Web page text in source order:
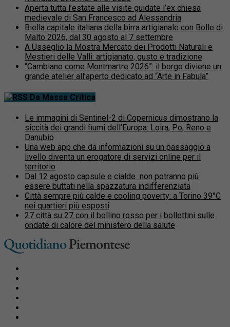
Aperta tutta l’estate alle visite guidate l’ex chiesa
medievale di San Francesco ad Alessandria
Biella capitale italiana della birra artigianale con Bolle di
Malto 2026, dal 30 agosto al 7 settembre
A Usseglio la Mostra Mercato dei Prodotti Naturali e
Mestieri delle Valli: artigianato, gusto e tradizione
“Cambiano come Montmartre 2026”: il borgo diviene un
grande atelier all’aperto dedicato ad “Arte in Fabula”
Da Massa Critica
Le immagini di Sentinel-2 di Copernicus dimostrano la
siccità dei grandi fiumi dell’Europa: Loira, Po, Reno e
Danubio
Una web app che da informazioni su un passaggio a
livello diventa un erogatore di servizi online per il
territorio
Dal 12 agosto capsule e cialde non potranno più
essere buttati nella spazzatura indifferenziata
Città sempre più calde e cooling poverty: a Torino 39°C
nei quartieri più esposti
27 città su 27 con il bollino rosso per i bollettini sulle
ondate di calore del ministero della salute